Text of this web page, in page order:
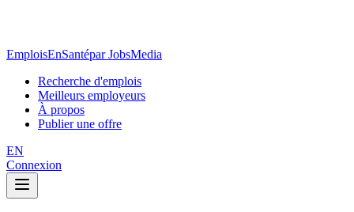
EmploisEnSantépar JobsMedia
Recherche d'emplois
Meilleurs employeurs
À propos
Publier une offre
EN
Connexion